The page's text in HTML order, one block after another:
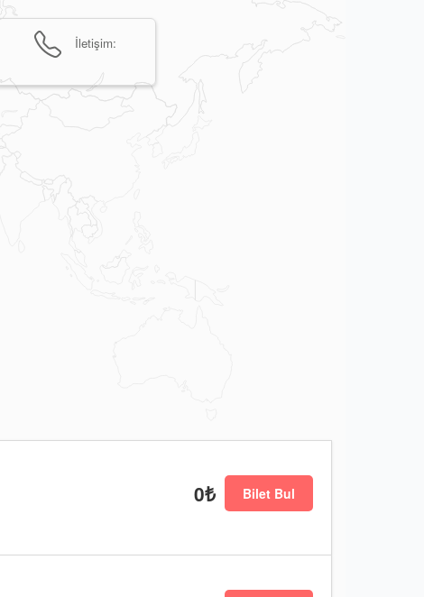
İletişim:
0₺ Bilet Bul